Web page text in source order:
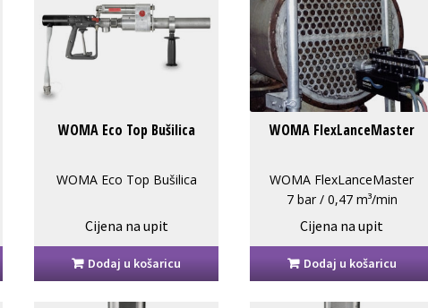
WOMA Eco Top Bušilica
WOMA Eco Top Bušilica
Cijena na upit
Dodaj u košaricu
WOMA FlexLanceMaster
WOMA FlexLanceMaster
7 bar / 0,47 m³/min
Cijena na upit
Dodaj u košaricu